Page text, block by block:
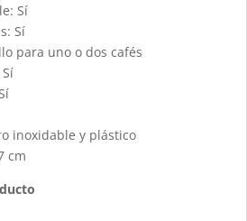
Sí
Sí
para uno o dos cafés
inoxidable y plástico
cm